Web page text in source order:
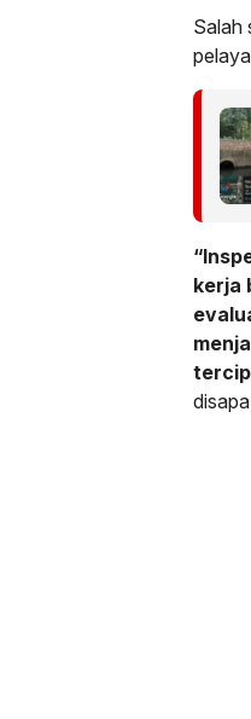
Salah
kerja